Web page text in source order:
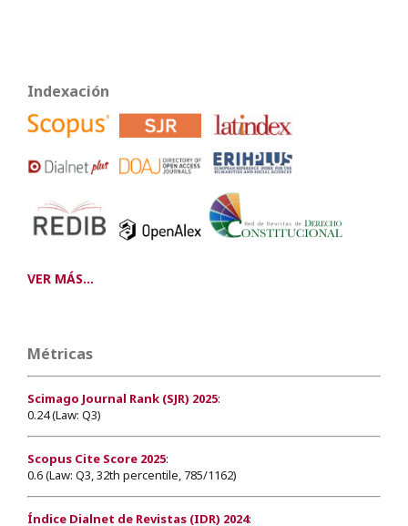
Indexación
VER MÁS...
Métricas
Scimago Journal Rank (SJR) 2025:
0.24 (Law: Q3)
Scopus Cite Score 2025:
0.6 (Law: Q3, 32th percentile, 785/1162)
Índice Dialnet de Revistas (IDR) 2024: